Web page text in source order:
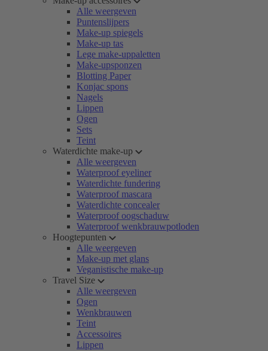
Alle weergeven
Puntenslijpers
Make-up spiegels
Make-up tas
Lege make-uppaletten
Make-upsponzen
Blotting Paper
Konjac spons
Nagels
Lippen
Ogen
Sets
Teint
Waterdichte make-up
Alle weergeven
Waterproof eyeliner
Waterdichte fundering
Waterproof mascara
Waterdichte concealer
Waterproof oogschaduw
Waterproof wenkbrauwpotloden
Hoogtepunten
Alle weergeven
Make-up met glans
Veganistische make-up
Travel Size
Alle weergeven
Ogen
Wenkbrauwen
Teint
Accessoires
Lippen